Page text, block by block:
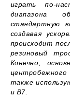
играть по-
диапазона
стандартную
создавая
происходит
резиновый
Конечно,
также
и B7.